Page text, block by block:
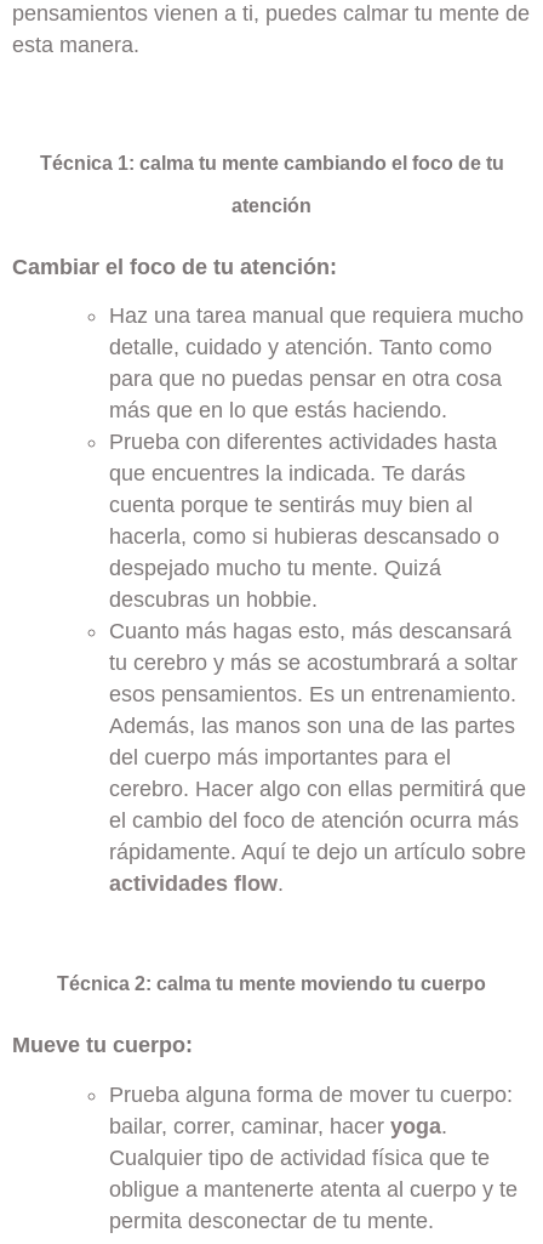
pensamientos vienen a ti, puedes calmar tu mente de
esta manera.
Técnica 1: calma tu mente cambiando el foco de tu
atención
Cambiar el foco de tu atención:
Haz una tarea manual que requiera mucho
detalle, cuidado y atención. Tanto como
para que no puedas pensar en otra cosa
más que en lo que estás haciendo.
Prueba con diferentes actividades hasta
que encuentres la indicada. Te darás
cuenta porque te sentirás muy bien al
hacerla, como si hubieras descansado o
despejado mucho tu mente. Quizá
descubras un hobbie.
Cuanto más hagas esto, más descansará
tu cerebro y más se acostumbrará a soltar
esos pensamientos. Es un entrenamiento.
Además, las manos son una de las partes
del cuerpo más importantes para el
cerebro. Hacer algo con ellas permitirá que
el cambio del foco de atención ocurra más
rápidamente. Aquí te dejo un artículo sobre
actividades flow.
Técnica 2: calma tu mente moviendo tu cuerpo
Mueve tu cuerpo:
Prueba alguna forma de mover tu cuerpo:
bailar, correr, caminar, hacer yoga.
Cualquier tipo de actividad física que te
obligue a mantenerte atenta al cuerpo y te
permita desconectar de tu mente.